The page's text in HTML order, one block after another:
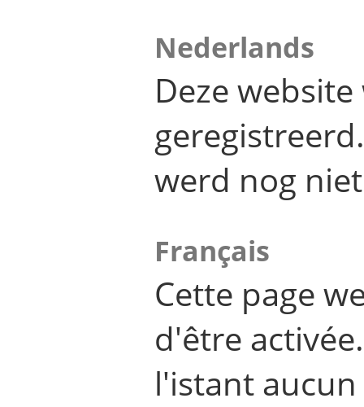
Nederlands
Deze
werd nog
Français
Cette page
d'être
l'istant